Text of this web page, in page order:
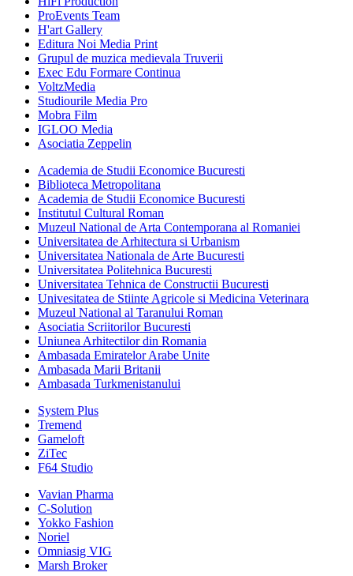
ProEvents Team
H'art Gallery
Editura Noi Media Print
Grupul de muzica medievala Truverii
Exec Edu Formare Continua
VoltzMedia
Studiourile Media Pro
Mobra Film
IGLOO Media
Asociatia Zeppelin
Academia de Studii Economice Bucuresti
Biblioteca Metropolitana
Academia de Studii Economice Bucuresti
Institutul Cultural Roman
Muzeul National de Arta Contemporana al Romaniei
Universitatea de Arhitectura si Urbanism
Universitatea Nationala de Arte Bucuresti
Universitatea Politehnica Bucuresti
Universitatea Tehnica de Constructii Bucuresti
Univesitatea de Stiinte Agricole si Medicina Veterinara
Muzeul National al Taranului Roman
Asociatia Scriitorilor Bucuresti
Uniunea Arhitectilor din Romania
Ambasada Emiratelor Arabe Unite
Ambasada Marii Britanii
Ambasada Turkmenistanului
System Plus
Tremend
Gameloft
ZiTec
F64 Studio
Vavian Pharma
C-Solution
Yokko Fashion
Noriel
Omniasig VIG
Marsh Broker